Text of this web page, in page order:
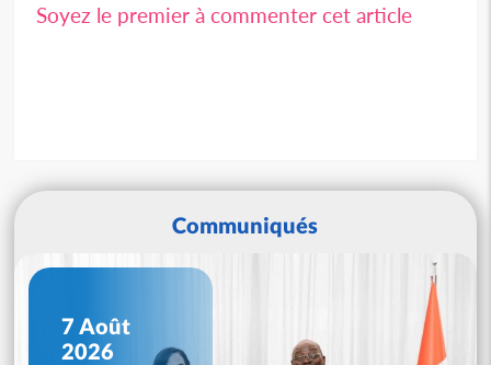
Soyez le premier à commenter cet article
Communiqués
7 Août
2026